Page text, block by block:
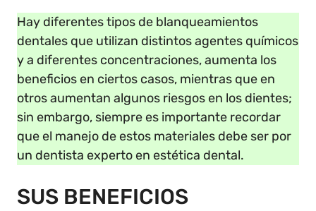
Hay diferentes tipos de blanqueamientos
dentales que utilizan distintos agentes químicos
y a diferentes concentraciones, aumenta los
beneficios en ciertos casos, mientras que en
otros aumentan algunos riesgos en los dientes;
sin embargo, siempre es importante recordar
que el manejo de estos materiales debe ser por
un dentista experto en estética dental.
SUS BENEFICIOS